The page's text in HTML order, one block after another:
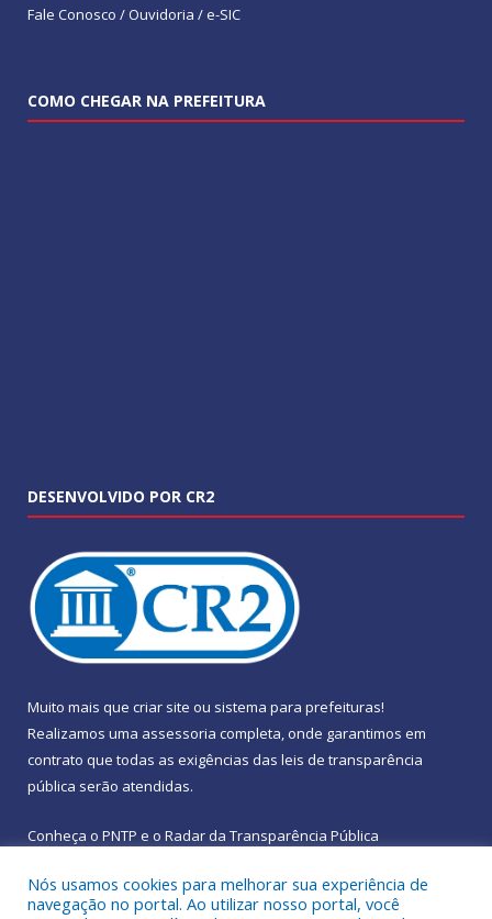
Fale Conosco / Ouvidoria / e-SIC
COMO CHEGAR NA PREFEITURA
DESENVOLVIDO POR CR2
Muito mais que criar site ou sistema para prefeituras!
Realizamos uma assessoria completa, onde garantimos em
contrato que todas as exigências das leis de transparência
pública serão atendidas.
Conheça o PNTP e o Radar da Transparência Pública
Nós usamos cookies para melhorar sua experiência de
navegação no portal. Ao utilizar nosso portal, você